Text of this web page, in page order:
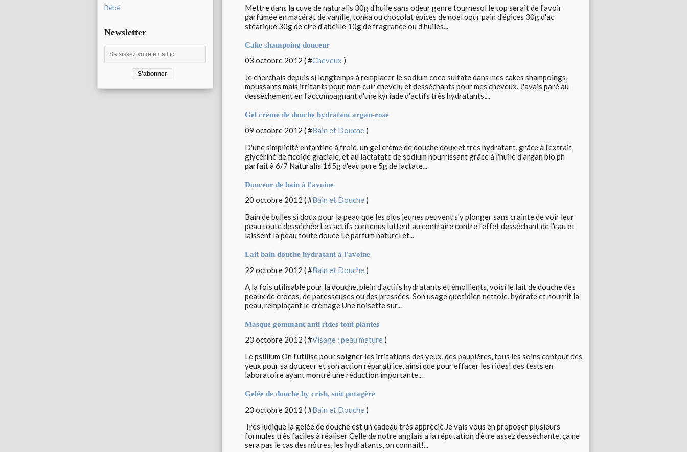
Bébé
Newsletter
Mettre dans la cuve de naturalis 30g d'huile sans odeur genre tournesol le top serait de l'avoir
parfumée en macérat de vanille, tonka ou chocolat épices de noel pour pain d'épices 30g d'ac
stéarique 30g de cire d'abeille 10g de fragrance ou d'huiles...
Cake shampoing douceur
03 octobre 2012 ( #Cheveux )
Je cherchais depuis si longtemps à remplacer le sodium coco sulfate dans mes cakes shampoings,
moussants mais irritants pour mon cuir chevelu et desséchants pour mes cheveux. J'avais paré au
dessèchement en l'accompagnant d'une kyriade d'actifs très hydratants,...
Gel crème de douche hydratant argan-rose
09 octobre 2012 ( #Bain et Douche )
D'une simplicité enfantine à froid, un gel crème de douche doux et très hydratant, grâce à l'extrait
glycériné de ficoide glaciale, et au lactatate de sodium nourrissant grâce à l'huile d'argan bio ph
parfait à 6/7 Naturalis 165g d'eau pure 5g de lactate...
Douceur de bain à l'avoine
20 octobre 2012 ( #Bain et Douche )
Bain de bulles si doux pour la peau que les plus jeunes peuvent s'y plonger sans crainte de voir leur
peau toute desséchée Les actifs contenus luttent au contraire contre l'effet desséchant de l'eau et
laissent la peau toute douce Le parfum naturel et...
Lait bain douche hydratant à l'avoine
22 octobre 2012 ( #Bain et Douche )
A la fois utilisable pour la douche, plein d'actifs hydratants et émollients, voici le lait de douche des
peaux de crocos, de paresseuses ou des pressées. Son usage quotidien nettoie, hydrate et nourrit la
peau, remplaçant le crémage Une noisette sur...
Masque gommant anti rides tout plantes
23 octobre 2012 ( #Visage : peau mature )
Le psillium On l'utilise pour soigner les irritations des yeux, des paupières, tous les soins contour des
yeux pour sa douceur et son action réparatrice, ainsi que pour effacer les rides! des tests en
laboratoire ayant montré une réduction importante...
Gelée de douche by crish, soit potagère
23 octobre 2012 ( #Bain et Douche )
Très ludique la gelée de douche est un cadeau très apprécié Je vais vous en proposer plusieurs
formules très faciles à réaliser Celle de notre anglais a la réputation d'être assez desséchante, ça ne
sera pas le cas des nôtres, les hydratants, on connait!...